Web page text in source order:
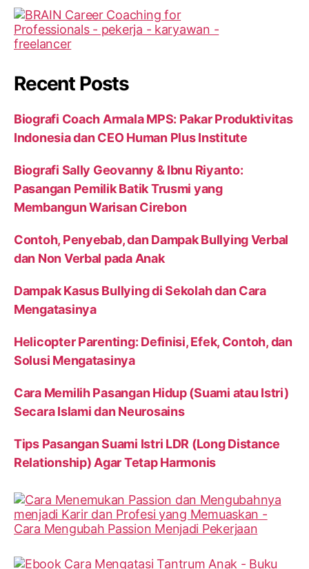
Recent Posts
Biografi Coach Armala MPS: Pakar Produktivitas
Indonesia dan CEO Human Plus Institute
Biografi Sally Geovanny & Ibnu Riyanto:
Pasangan Pemilik Batik Trusmi yang
Membangun Warisan Cirebon
Contoh, Penyebab, dan Dampak Bullying Verbal
dan Non Verbal pada Anak
Dampak Kasus Bullying di Sekolah dan Cara
Mengatasinya
Helicopter Parenting: Definisi, Efek, Contoh, dan
Solusi Mengatasinya
Cara Memilih Pasangan Hidup (Suami atau Istri)
Secara Islami dan Neurosains
Tips Pasangan Suami Istri LDR (Long Distance
Relationship) Agar Tetap Harmonis